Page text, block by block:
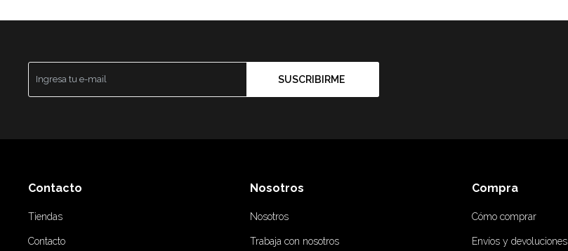
SUSCRIBIRME
Contacto
Tiendas
Contacto
Nosotros
Nosotros
Trabaja con nosotros
Compra
Cómo comprar
Envíos y devoluciones